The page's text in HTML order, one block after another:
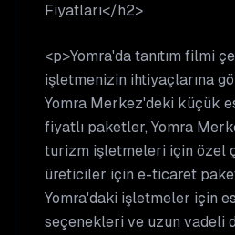
Fiyatları</h2>
<p>Yomra'da tanıtım filmi
işletmenizin ihtiyaçlarına
Yomra Merkez'deki küçük
fiyatlı paketler, Yomra
turizm işletmeleri için özel
üreticiler için e-ticaret
Yomra'daki işletmeler için
seçenekleri ve uzun vadeli